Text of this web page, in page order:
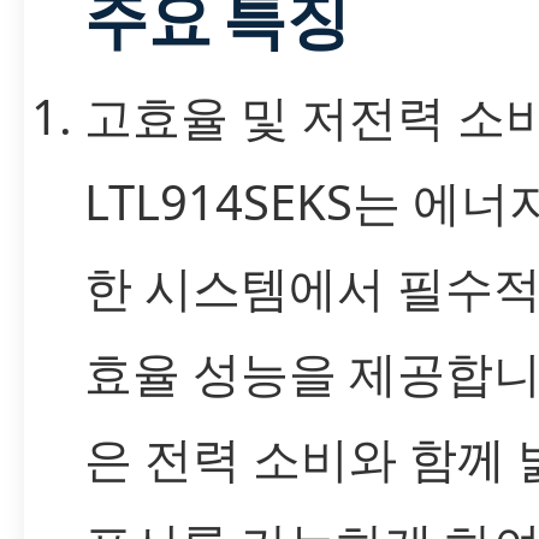
주요 특징
고효율 및 저전력 소
LTL914SEKS는 에너
한 시스템에서 필수
효율 성능을 제공합
은 전력 소비와 함께